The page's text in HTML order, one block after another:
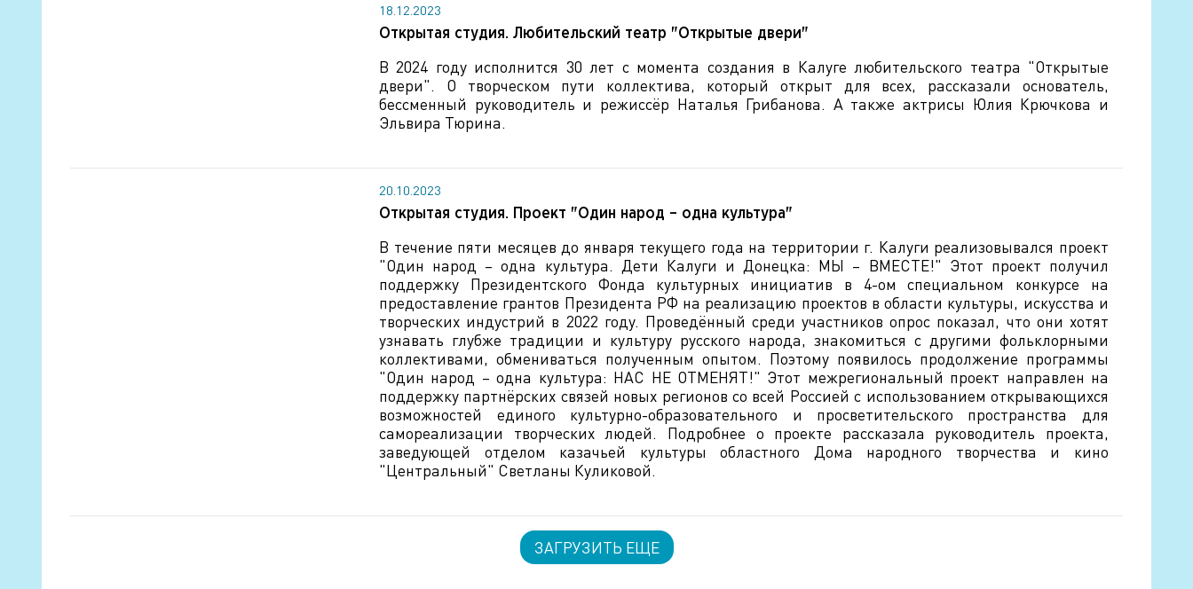
18.12.2023
Открытая студия. Любительский театр "Открытые двери"
В 2024 году исполнится 30 лет с момента создания в Калуге любительского театра "Открытые
двери". О творческом пути коллектива, который открыт для всех, рассказали основатель,
бессменный руководитель и режиссёр Наталья Грибанова. А также актрисы Юлия Крючкова и
Эльвира Тюрина.
20.10.2023
Открытая студия. Проект "Один народ – одна культура"
В течение пяти месяцев до января текущего года на территории г. Калуги реализовывался проект
"Один народ – одна культура. Дети Калуги и Донецка: МЫ – ВМЕСТЕ!" Этот проект получил
поддержку Президентского Фонда культурных инициатив в 4-ом специальном конкурсе на
предоставление грантов Президента РФ на реализацию проектов в области культуры, искусства и
творческих индустрий в 2022 году. Проведённый среди участников опрос показал, что они хотят
узнавать глубже традиции и культуру русского народа, знакомиться с другими фольклорными
коллективами, обмениваться полученным опытом. Поэтому появилось продолжение программы
"Один народ – одна культура: НАС НЕ ОТМЕНЯТ!" Этот межрегиональный проект направлен на
поддержку партнёрских связей новых регионов со всей Россией с использованием открывающихся
возможностей единого культурно-образовательного и просветительского пространства для
самореализации творческих людей. Подробнее о проекте рассказала руководитель проекта,
заведующей отделом казачьей культуры областного Дома народного творчества и кино
"Центральный" Светланы Куликовой.
ЗАГРУЗИТЬ ЕЩЕ